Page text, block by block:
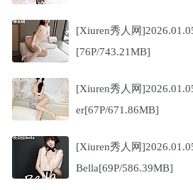
[Xiuren秀人网
[76P/743.21MB]
[Xiuren秀人网
er[67P/671.86MB]
[Xiuren秀人网
Bella[69P/586.39MB]